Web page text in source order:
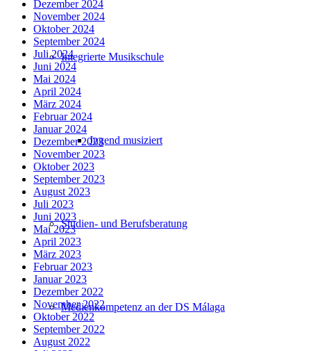
Integrierte Musikschule
Jugend musiziert
Studien- und Berufsberatung
Medienkompetenz an der DS Málaga
Dezember 2024
November 2024
Oktober 2024
September 2024
Juli 2024
Juni 2024
Mai 2024
April 2024
März 2024
Februar 2024
Januar 2024
Dezember 2023
November 2023
Oktober 2023
September 2023
August 2023
Juli 2023
Juni 2023
Mai 2023
April 2023
März 2023
Februar 2023
Januar 2023
Dezember 2022
November 2022
Oktober 2022
September 2022
August 2022